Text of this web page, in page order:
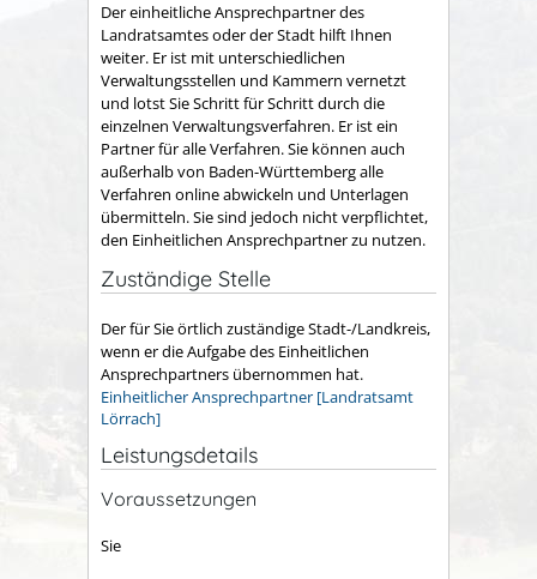
Der einheitliche Ansprechpartner des
Landratsamtes oder der Stadt hilft Ihnen
weiter. Er ist mit unterschiedlichen
Verwaltungsstellen und Kammern vernetzt
und lotst Sie Schritt für Schritt durch die
einzelnen Verwaltungsverfahren. Er ist ein
Partner für alle Verfahren. Sie können auch
außerhalb von Baden-Württemberg alle
Verfahren online abwickeln und Unterlagen
übermitteln. Sie sind jedoch nicht verpflichtet,
den Einheitlichen Ansprechpartner zu nutzen.
Zuständige Stelle
Der für Sie örtlich zuständige Stadt-/Landkreis,
wenn er die Aufgabe des Einheitlichen
Ansprechpartners übernommen hat.
Einheitlicher Ansprechpartner [Landratsamt
Lörrach]
Leistungsdetails
Voraussetzungen
Sie